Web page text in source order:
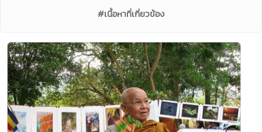
#เนื้อหาที่เกี่ยวข้อง